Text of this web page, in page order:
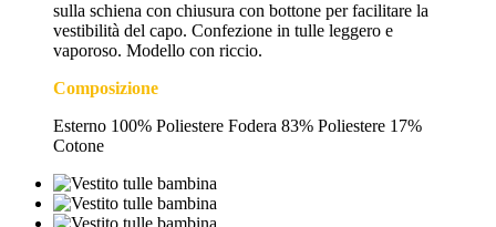
sulla schiena con chiusura con bottone per facilitare la
vestibilità del capo. Confezione in tulle leggero e
vaporoso. Modello con riccio.
Composizione
Esterno 100% Poliestere Fodera 83% Poliestere 17%
Cotone